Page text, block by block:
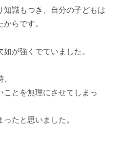
識もつき、自分の子どもは
らです。
が強くでていました。
とを無理にさせてしまっ
たと思いました。